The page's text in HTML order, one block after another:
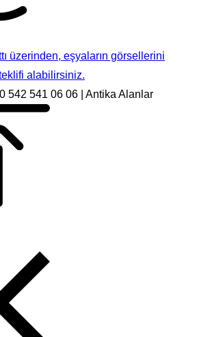
üzerinden, eşyaların görsellerini
alabilirsiniz.
542 541 06 06 | Antika Alanlar